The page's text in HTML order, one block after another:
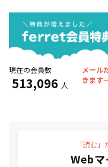
現在の会員数
513,096 人
メール
きます
「読む
Web